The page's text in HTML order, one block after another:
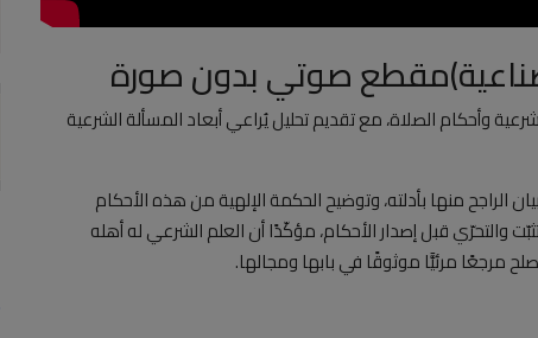
صوتي بدون صورة
وأحكام الصلاة، مع تقديم تحليل يُراعي أبعاد المسألة الشرعية
منها بأدلته، وتوضيح الحكمة الإلهية من هذه الأحكام
والتحرّي قبل إصدار الأحكام، مؤكّدًا أن العلم الشرعي له أهله
مرجعًا مرئيًّا موثوقًا في بابها ومجالها.